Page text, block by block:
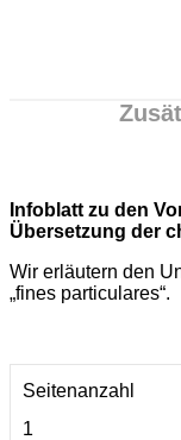
Infoblatt zu den
Übersetzung der
Wir erläutern den
„fines particulares“.
Seitenanzahl
1